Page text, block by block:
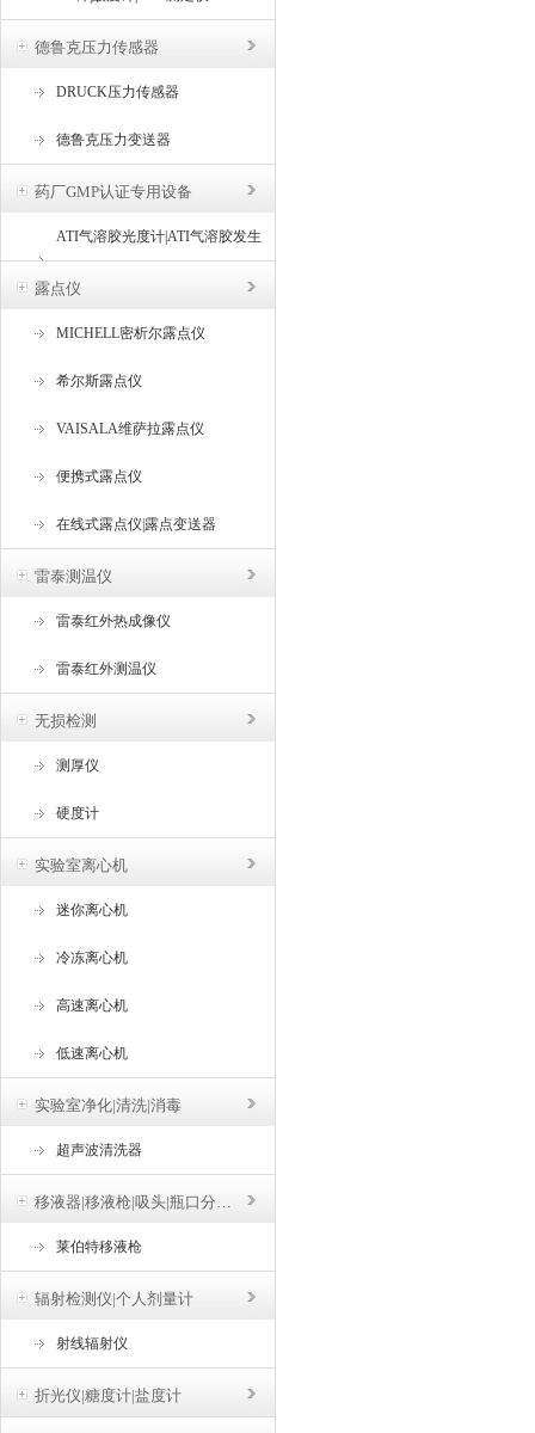
德鲁克压力传感器
DRUCK压力传感器
德鲁克压力变送器
药厂GMP认证专用设备
ATI气溶胶光度计|ATI气溶胶发生
器
露点仪
MICHELL密析尔露点仪
希尔斯露点仪
VAISALA维萨拉露点仪
便携式露点仪
在线式露点仪|露点变送器
雷泰测温仪
雷泰红外热成像仪
雷泰红外测温仪
无损检测
测厚仪
硬度计
实验室离心机
迷你离心机
冷冻离心机
高速离心机
低速离心机
实验室净化|清洗|消毒
超声波清洗器
移液器|移液枪|吸头|瓶口分液器
莱伯特移液枪
辐射检测仪|个人剂量计
射线辐射仪
折光仪|糖度计|盐度计